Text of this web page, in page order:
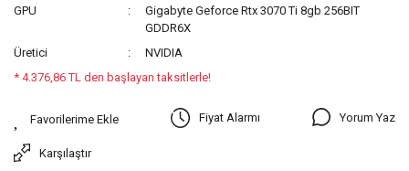
GPU
Gigabyte Geforce Rtx 3070 Ti 8gb 256BIT
GDDR6X
Üretici
NVIDIA
* 4.376,86 TL den başlayan taksitlerle!
Fiyat Alarmı Yorum Yaz
Karşılaştır